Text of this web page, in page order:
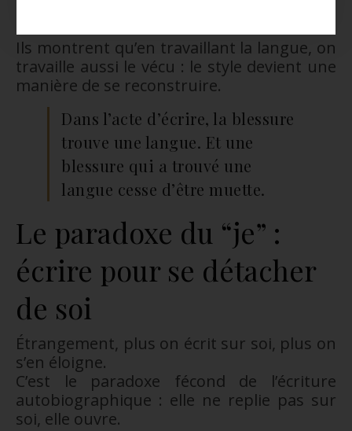
Ils montrent qu’en travaillant la langue, on
travaille aussi le vécu : le style devient une
manière de se reconstruire.
Dans l’acte d’écrire, la blessure
trouve une langue. Et une
blessure qui a trouvé une
langue cesse d’être muette.
Le paradoxe du “je” :
écrire pour se détacher
de soi
Étrangement, plus on écrit sur soi, plus on
s’en éloigne.
C’est le paradoxe fécond de l’écriture
autobiographique : elle ne replie pas sur
soi, elle ouvre.